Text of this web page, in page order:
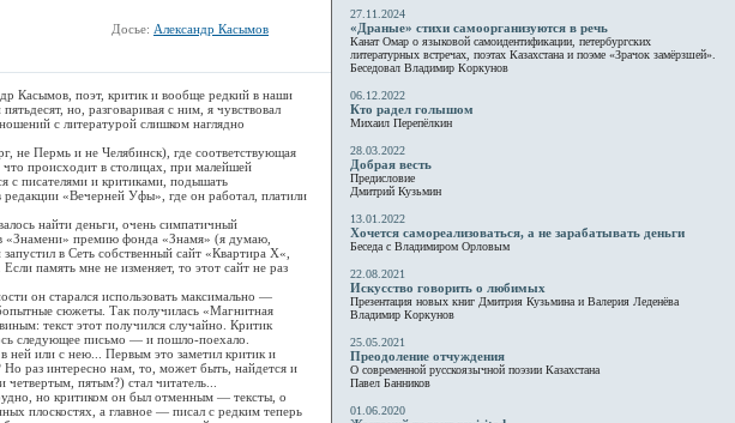
Досье: Александр Касымов
Касымов, поэт, критик и вообще редкий в наши
но, разговаривая с ним, я чувствовал
с литературой слишком наглядно
Пермь и не Челябинск), где соответствующая
что происходит в столицах, при малейшей
с писателями и критиками, подышать
«Вечерней Уфы», где он работал, платили
найти деньги, очень симпатичный
«Знамени» премию фонда «Знамя» (я думаю,
в Сеть собственный сайт «Квартира Х«,
память мне не изменяет, то этот сайт не раз
он старался использовать максимально —
сюжеты. Так получилась «Магнитная
текст этот получился случайно. Критик
следующее письмо — и пошло-поехало.
ней или с нею... Первым это заметил критик и
Но раз интересно нам, то, может быть, найдется и
пятым?) стал читатель...
но критиком он был отменным — тексты, о
плоскостях, а главное — писал с редким теперь
27.11.2024
«Драные» стихи самоорганизуются в речь
Канат Омар о языковой самоидентификации, петербургских
литературных встречах, поэтах Казахстана и поэме «Зрачок замёрзшей».
Беседовал Владимир Коркунов
06.12.2022
Кто радел голышом
Михаил Перепёлкин
28.03.2022
Добрая весть
Предисловие
Дмитрий Кузьмин
13.01.2022
Хочется самореализоваться, а не зарабатывать деньги
Беседа с Владимиром Орловым
22.08.2021
Искусство говорить о любимых
Презентация новых книг Дмитрия Кузьмина и Валерия Леденёва
Владимир Коркунов
25.05.2021
Преодоление отчуждения
О современной русскоязычной поэзии Казахстана
Павел Банников
01.06.2020